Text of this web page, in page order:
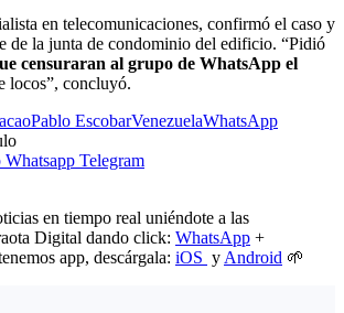
en telecomunicaciones, confirmó el caso y
de la junta de condominio del edificio. “Pidió
censuraran al grupo de WhatsApp el
locos”, concluyó.
Pablo EscobarVenezuelaWhatsApp
Whatsapp Telegram
en tiempo real uniéndote a las
Digital dando click: WhatsApp +
app, descárgala: iOS y Android 🌱